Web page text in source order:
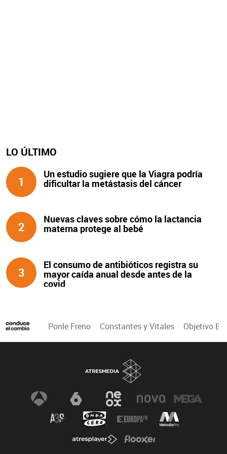
LO ÚLTIMO
1
Un estudio sugiere que la Viagra podría
dificultar la metástasis del cáncer
2
Nuevas claves sobre cómo la lactancia
materna protege al bebé
3
El consumo de antibióticos registra su
mayor caída anual desde antes de la
covid
Ponle Freno Constantes y Vitales Objetivo